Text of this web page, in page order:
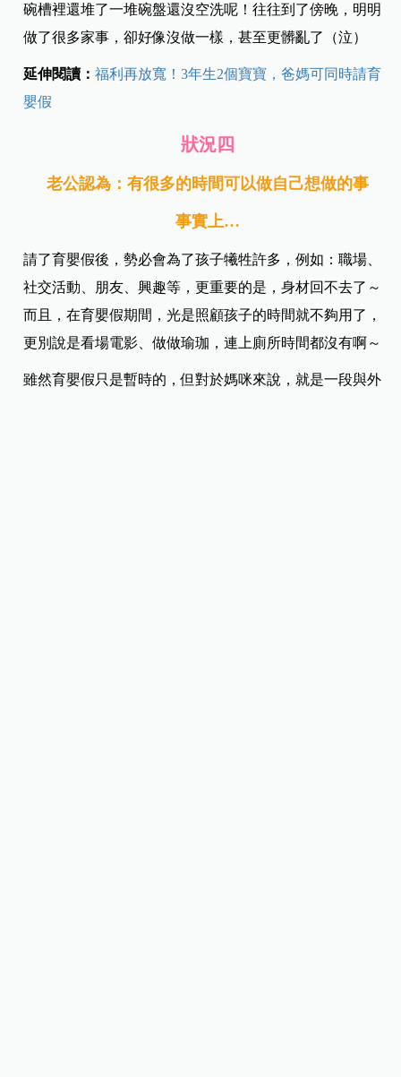
碗槽裡還堆了一堆碗盤還沒空洗呢！往往到了傍晚，明明
做了很多家事，卻好像沒做一樣，甚至更髒亂了（泣）
延伸閱讀：福利再放寬！3年生2個寶寶，爸媽可同時請育
嬰假
狀況四
老公認為：有很多的時間可以做自己想做的事
事實上…
請了育嬰假後，勢必會為了孩子犧牲許多，例如：職場、
社交活動、朋友、興趣等，更重要的是，身材回不去了～
而且，在育嬰假期間，光是照顧孩子的時間就不夠用了，
更別說是看場電影、做做瑜珈，連上廁所時間都沒有啊～
雖然育嬰假只是暫時的，但對於媽咪來說，就是一段與外